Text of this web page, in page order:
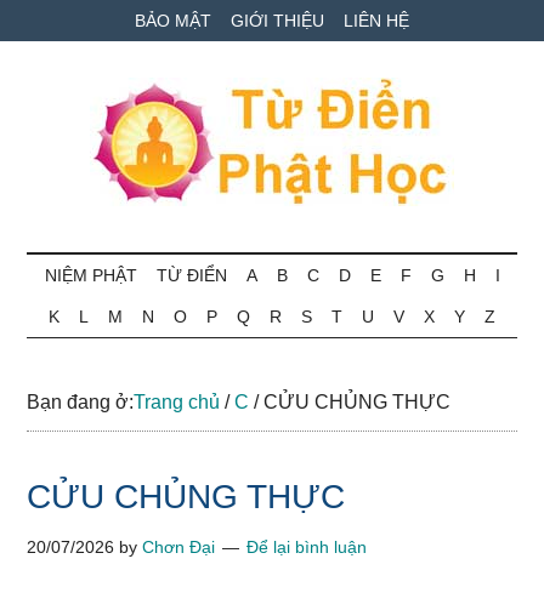
to
to
qua
BẢO MẬT GIỚI THIỆU LIÊN HỆ
Từ
điển
Phật
học
ngữ
NIỆM PHẬT TỪ ĐIỂN A B C D E F G H I
K L M N O P Q R S T U V X Y Z
Bạn đang ở:Trang chủ / C /CỬU CHỦNG THỰC
CỬU CHỦNG THỰC
20/07/2026 byChơn Đại Để lại bình luận